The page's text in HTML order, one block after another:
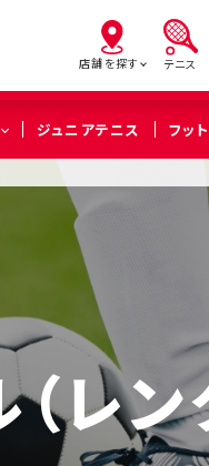
店舗を探す
北砂
（川崎市高津区）
テニス
ジュニアテニス フッ
レ